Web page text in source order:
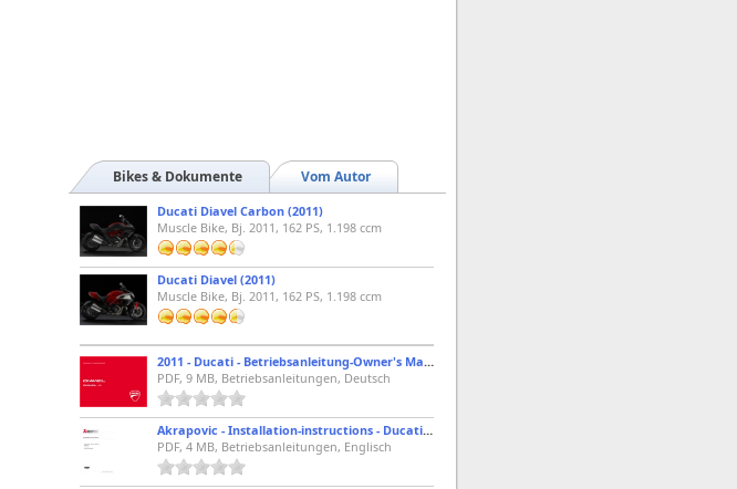
Vom Autor
Bikes & Dokumente
Ducati Diavel Carbon (2011)
Muscle Bike, Bj. 2011, 162 PS, 1.198 ccm
Ducati Diavel (2011)
Muscle Bike, Bj. 2011, 162 PS, 1.198 ccm
2011 - Ducati - Betriebsanleitung-Owner's Manual - Diavel "ABS"
PDF, 9 MB, Betriebsanleitungen, Deutsch
Akrapovic - Installation-instructions - Ducati Diavel
PDF, 4 MB, Betriebsanleitungen, Englisch